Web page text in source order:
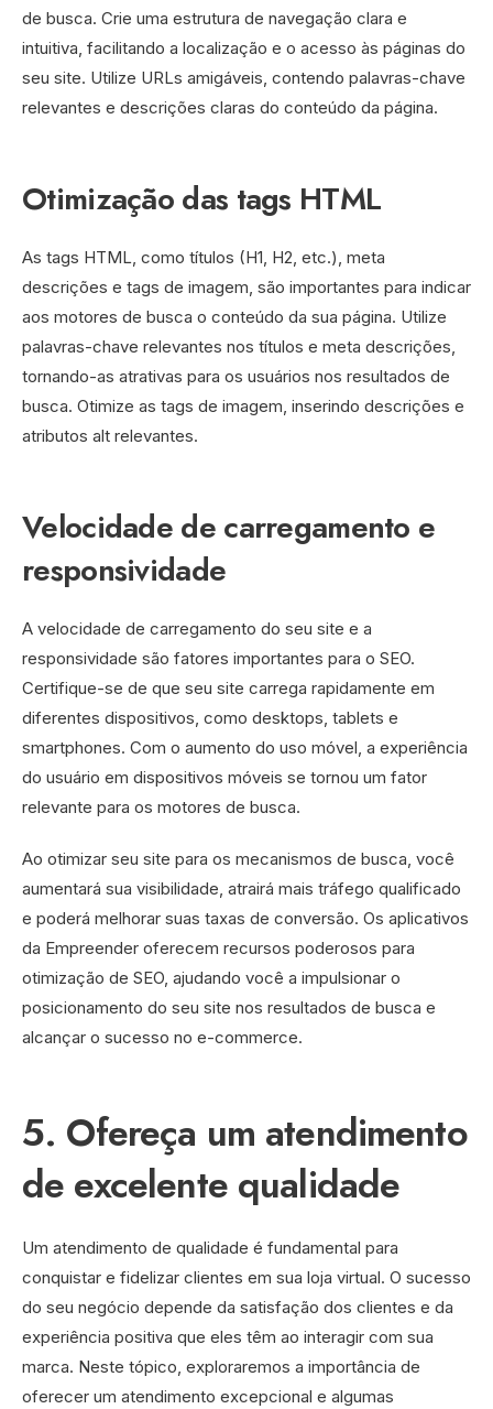
de busca. Crie uma estrutura de navegação clara e
intuitiva, facilitando a localização e o acesso às páginas do
seu site. Utilize URLs amigáveis, contendo palavras-chave
relevantes e descrições claras do conteúdo da página.
Otimização das tags HTML
As tags HTML, como títulos (H1, H2, etc.), meta
descrições e tags de imagem, são importantes para indicar
aos motores de busca o conteúdo da sua página. Utilize
palavras-chave relevantes nos títulos e meta descrições,
tornando-as atrativas para os usuários nos resultados de
busca. Otimize as tags de imagem, inserindo descrições e
atributos alt relevantes.
Velocidade de carregamento e
responsividade
A velocidade de carregamento do seu site e a
responsividade são fatores importantes para o SEO.
Certifique-se de que seu site carrega rapidamente em
diferentes dispositivos, como desktops, tablets e
smartphones. Com o aumento do uso móvel, a experiência
do usuário em dispositivos móveis se tornou um fator
relevante para os motores de busca.
Ao otimizar seu site para os mecanismos de busca, você
aumentará sua visibilidade, atrairá mais tráfego qualificado
e poderá melhorar suas taxas de conversão. Os aplicativos
da Empreender oferecem recursos poderosos para
otimização de SEO, ajudando você a impulsionar o
posicionamento do seu site nos resultados de busca e
alcançar o sucesso no e-commerce.
5. Ofereça um atendimento
de excelente qualidade
Um atendimento de qualidade é fundamental para
conquistar e fidelizar clientes em sua loja virtual. O sucesso
do seu negócio depende da satisfação dos clientes e da
experiência positiva que eles têm ao interagir com sua
marca. Neste tópico, exploraremos a importância de
oferecer um atendimento excepcional e algumas